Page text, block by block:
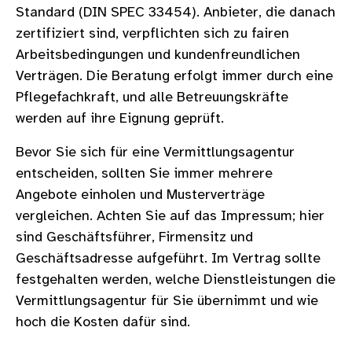
Standard (DIN SPEC 33454). Anbieter, die danach
zertifiziert sind, verpflichten sich zu fairen
Arbeitsbedingungen und kundenfreundlichen
Verträgen. Die Beratung erfolgt immer durch eine
Pflegefachkraft, und alle Betreuungskräfte
werden auf ihre Eignung geprüft.
Bevor Sie sich für eine Vermittlungsagentur
entscheiden, sollten Sie immer mehrere
Angebote einholen und Musterverträge
vergleichen. Achten Sie auf das Impressum; hier
sind Geschäftsführer, Firmensitz und
Geschäftsadresse aufgeführt. Im Vertrag sollte
festgehalten werden, welche Dienstleistungen die
Vermittlungsagentur für Sie übernimmt und wie
hoch die Kosten dafür sind.